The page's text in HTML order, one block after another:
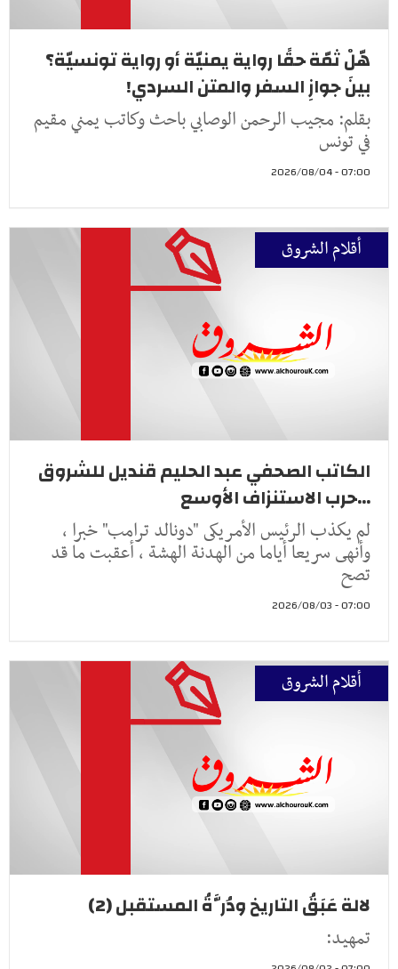
هّلْ ثمّة حقًا رواية يمنيّة أو رواية تونسيّة؟
بينَ جوازِ السفر والمتن السردي!
بقلم: مجيب الرحمن الوصابي باحث وكاتب يمني مقيم
في تونس
07:00 - 2026/08/04
أقلام الشروق
الكاتب الصحفي عبد الحليم قنديل للشروق
...حرب الاستنزاف الأوسع
لم يكذب الرئيس الأمريكى "دونالد ترامب" خبرا ،
وأنهى سريعا أياما من الهدنة الهشة ، أعقبت ما قد
تصح
07:00 - 2026/08/03
أقلام الشروق
لالة عَبَقُ التاريخ ودُرَّةُ المستقبل (2)
تمهيد: